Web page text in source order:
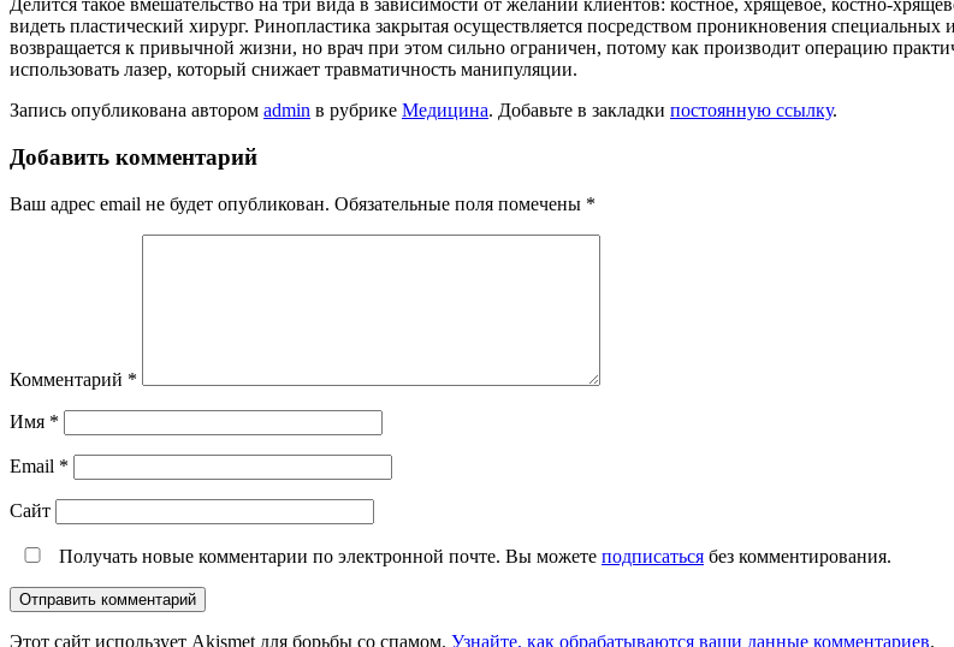
Делится такое вмешательство на три вида в зависимости от желаний клиентов: костное, хрящевое, костно-
видеть пластический хирург. Ринопластика закрытая осуществляется посредством проникновения
возвращается к привычной жизни, но врач при этом сильно ограничен, потому как производит операцию
использовать лазер, который снижает травматичность манипуляции.
Запись опубликована автором admin в рубрике Медицина. Добавьте в закладки постоянную ссылку.
Добавить комментарий
Ваш адрес email не будет опубликован. Обязательные поля помечены *
Комментарий *
Имя *
Email *
Сайт
Получать новые комментарии по электронной почте. Вы можете подписаться без комментирования.
Этот сайт использует Akismet для борьбы со спамом. Узнайте, как обрабатываются ваши данные комментариев.